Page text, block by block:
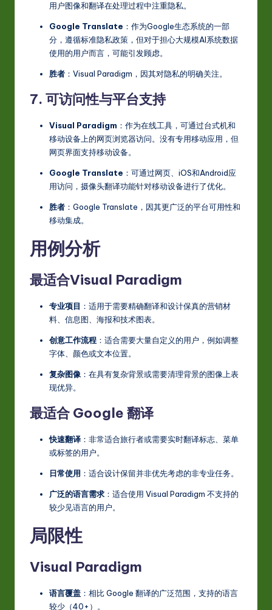
用户图像和翻译在处理过程中注重隐私。
Google Translate ：作为Google生态系统的一部
分，遵循标准隐私政策，但对于担心大规模AI系统数据
使用的用户而言，可能引发顾虑。
胜者 ：Visual Paradigm，因其对隐私的明确关注。
7. 可访问性与平台支持
Visual Paradigm ：作为在线工具，可通过台式机和
移动设备上的网页浏览器访问。没有专用移动应用，但
网页界面支持移动设备。
Google Translate ：可通过网页、iOS和Android应
用访问，摄像头翻译功能针对移动设备进行了优化。
胜者 ：Google Translate，因其更广泛的平台可用性和
移动集成。
用例分析
最适合Visual Paradigm
专业项目 ：适用于需要精确翻译和设计保真的营销材
料、信息图、海报和技术图表。
创意工作流程 ：适合需要大量自定义的用户，例如调整
字体、颜色或文本位置。
复杂图像 ：在具有复杂背景或需要清理背景的图像上表
现优异。
最适合 Google 翻译
快速翻译 ：非常适合旅行者或需要实时翻译标志、菜单
或标签的用户。
日常使用 ：适合设计保留并非优先考虑的非专业任务。
广泛的语言需求 ：适合使用 Visual Paradigm 不支持的
较少见语言的用户。
局限性
Visual Paradigm
语言覆盖 ：相比 Google 翻译的广泛范围，支持的语言
较少（40+）。